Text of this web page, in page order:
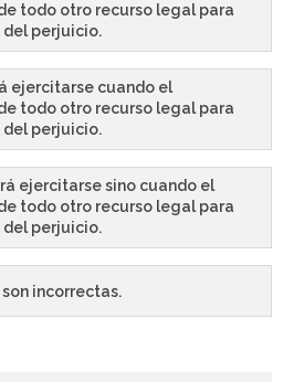
de la Junta de Andalucía –
DGA Aragón 2026
DGA Aragón 2026
Universidad
todo otro recurso legal para
perjuicio.
ejercitarse cuando el
todo otro recurso legal para
perjuicio.
ejercitarse sino cuando el
todo otro recurso legal para
perjuicio.
incorrectas.